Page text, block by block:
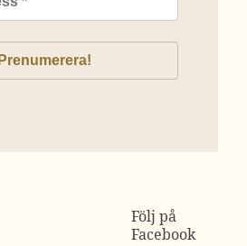
Följ på
Facebook